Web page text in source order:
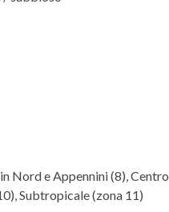
Nord e Appennini (8), Centro
Subtropicale (zona 11)